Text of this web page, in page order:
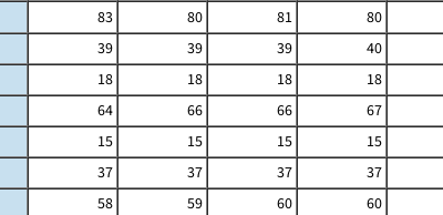
83 80 81 80
39 39 39 40
18 18 18 18
64 66 66 67
15 15 15 15
37 37 37 37
58 59 60 60